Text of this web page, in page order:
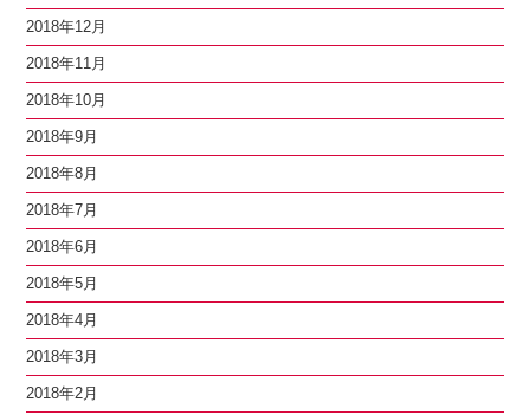
2018年12月
2018年11月
2018年10月
2018年9月
2018年8月
2018年7月
2018年6月
2018年5月
2018年4月
2018年3月
2018年2月